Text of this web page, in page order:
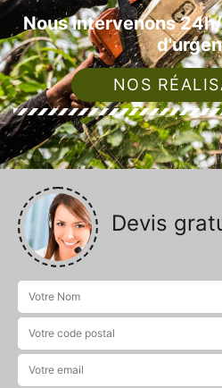
Nous intervenons
NOS
Devis